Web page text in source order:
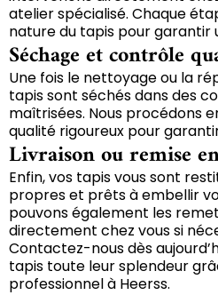
atelier spécialisé. Chaque
nature du tapis pour garantir
Séchage et contrôle
Une fois le nettoyage ou la
tapis sont séchés dans des
maîtrisées. Nous procédons
qualité rigoureux pour
Livraison ou remise
Enfin, vos tapis vous sont
propres et prêts à embellir
pouvons également les
directement chez vous si
Contactez-nous dès
tapis toute leur splendeur
professionnel à Heerss.